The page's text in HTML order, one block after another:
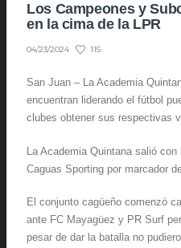
Los Campeones y
en la cima de la LPR
04/23/2024 115
San Juan – La Academia
encuentran liderando el fútbol
clubes obtener sus respectivas
La Academia Quintana salió
Caguas Sporting por marcador
El conjunto cagüeño comenzó
ante FC Mayagüez y PR Surf
pesar de dar la batalla no